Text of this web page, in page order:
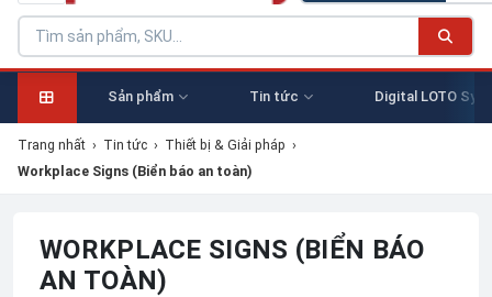
Sản phẩm Tin tức Digital LOTO
Trang nhất › Tin tức › Thiết bị & Giải pháp ›
Workplace Signs (Biển báo an toàn)
WORKPLACE SIGNS (BIỂN BÁO
AN TOÀN)